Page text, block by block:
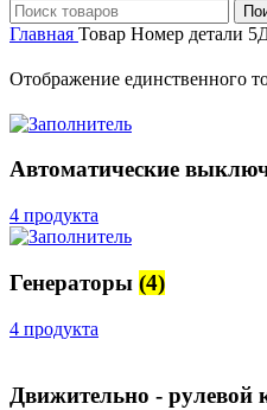
Главная Товар Номер детали
Отображение единственного
Автоматические
4 продукта
Генераторы (4)
4 продукта
Движительно - рулевой